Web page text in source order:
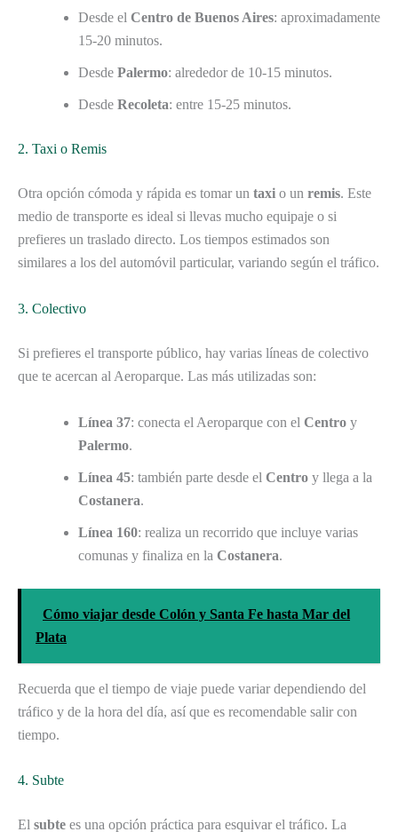
Desde el Centro de Buenos Aires: aproximadamente
15-20 minutos.
Desde Palermo: alrededor de 10-15 minutos.
Desde Recoleta: entre 15-25 minutos.
2. Taxi o Remis
Otra opción cómoda y rápida es tomar un taxi o un remis. Este
medio de transporte es ideal si llevas mucho equipaje o si
prefieres un traslado directo. Los tiempos estimados son
similares a los del automóvil particular, variando según el tráfico.
3. Colectivo
Si prefieres el transporte público, hay varias líneas de colectivo
que te acercan al Aeroparque. Las más utilizadas son:
Línea 37: conecta el Aeroparque con el Centro y
Palermo.
Línea 45: también parte desde el Centro y llega a la
Costanera.
Línea 160: realiza un recorrido que incluye varias
comunas y finaliza en la Costanera.
Cómo viajar desde Colón y Santa Fe hasta Mar del
Plata
Recuerda que el tiempo de viaje puede variar dependiendo del
tráfico y de la hora del día, así que es recomendable salir con
tiempo.
4. Subte
El subte es una opción práctica para esquivar el tráfico. La